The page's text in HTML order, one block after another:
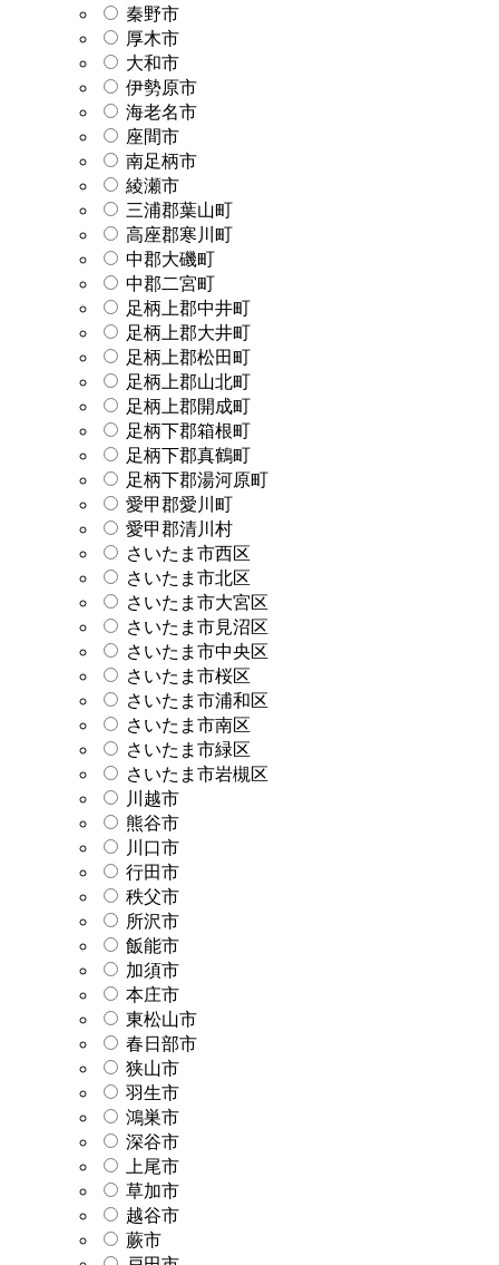
秦野市
厚木市
大和市
伊勢原市
海老名市
座間市
南足柄市
綾瀬市
三浦郡葉山町
高座郡寒川町
中郡大磯町
中郡二宮町
足柄上郡中井町
足柄上郡大井町
足柄上郡松田町
足柄上郡山北町
足柄上郡開成町
足柄下郡箱根町
足柄下郡真鶴町
足柄下郡湯河原町
愛甲郡愛川町
愛甲郡清川村
さいたま市西区
さいたま市北区
さいたま市大宮区
さいたま市見沼区
さいたま市中央区
さいたま市桜区
さいたま市浦和区
さいたま市南区
さいたま市緑区
さいたま市岩槻区
川越市
熊谷市
川口市
行田市
秩父市
所沢市
飯能市
加須市
本庄市
東松山市
春日部市
狭山市
羽生市
鴻巣市
深谷市
上尾市
草加市
越谷市
蕨市